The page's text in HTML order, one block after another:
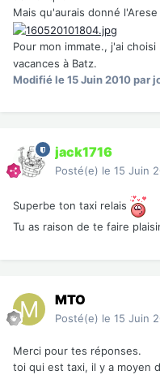
Mais qu'aurais donné
Pour mon immate., j'ai
vacances à Batz.
Modifiéle 15 Juin 2010par
jack1716
Posté(e) le 15 Juin
Superbe ton taxi relais
Tu as raison de te faire
MTO
Posté(e) le 15 Juin
Merci pour tes réponses.
toi qui est taxi, il y a moyen